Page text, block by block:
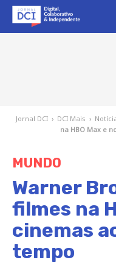
Jornal DCI › DCI Mais ›
na HBO Max e
MUNDO
Warner
filmes na
cinemas
tempo